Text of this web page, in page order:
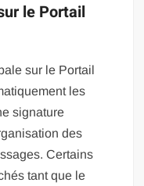
le Portail
sur le Portail
les
signature
des
Certains
tant que le